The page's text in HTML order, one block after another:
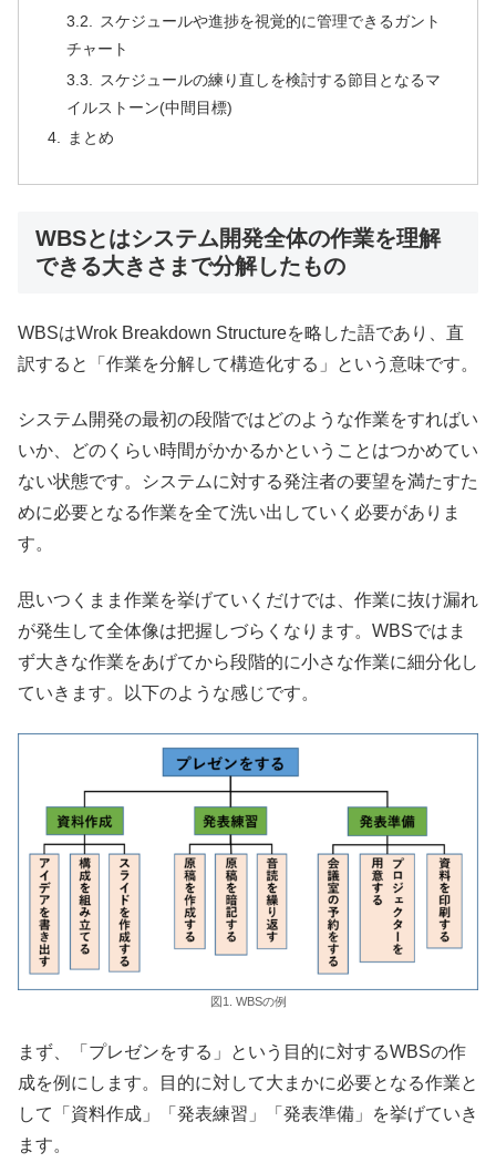
スケジュールや進捗を視覚的に管理できるガント
チャート
スケジュールの練り直しを検討する節目となるマ
イルストーン(中間目標)
まとめ
WBSとはシステム開発全体の作業を理解
できる大きさまで分解したもの
WBSはWrok Breakdown Structureを略した語であり、直
訳すると「作業を分解して構造化する」という意味です。
システム開発の最初の段階ではどのような作業をすればい
いか、どのくらい時間がかかるかということはつかめてい
ない状態です。システムに対する発注者の要望を満たすた
めに必要となる作業を全て洗い出していく必要がありま
す。
思いつくまま作業を挙げていくだけでは、作業に抜け漏れ
が発生して全体像は把握しづらくなります。WBSではま
ず大きな作業をあげてから段階的に小さな作業に細分化し
ていきます。以下のような感じです。
図1. WBSの例
まず、「プレゼンをする」という目的に対するWBSの作
成を例にします。目的に対して大まかに必要となる作業と
して「資料作成」「発表練習」「発表準備」を挙げていき
ます。